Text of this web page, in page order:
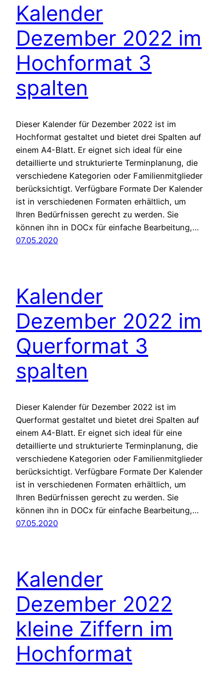
Kalender
Dezember 2022 im
Hochformat 3
spalten
Dieser Kalender für Dezember 2022 ist im
Hochformat gestaltet und bietet drei Spalten auf
einem A4-Blatt. Er eignet sich ideal für eine
detaillierte und strukturierte Terminplanung, die
verschiedene Kategorien oder Familienmitglieder
berücksichtigt. Verfügbare Formate Der Kalender
ist in verschiedenen Formaten erhältlich, um
Ihren Bedürfnissen gerecht zu werden. Sie
können ihn in DOCx für einfache Bearbeitung,…
07.05.2020
Kalender
Dezember 2022 im
Querformat 3
spalten
Dieser Kalender für Dezember 2022 ist im
Querformat gestaltet und bietet drei Spalten auf
einem A4-Blatt. Er eignet sich ideal für eine
detaillierte und strukturierte Terminplanung, die
verschiedene Kategorien oder Familienmitglieder
berücksichtigt. Verfügbare Formate Der Kalender
ist in verschiedenen Formaten erhältlich, um
Ihren Bedürfnissen gerecht zu werden. Sie
können ihn in DOCx für einfache Bearbeitung,…
07.05.2020
Kalender
Dezember 2022
kleine Ziffern im
Hochformat